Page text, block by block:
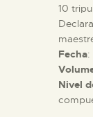
10
Fecha:
Nivel